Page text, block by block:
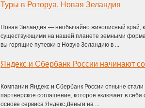
Туры в Роторуа, Новая Зеландия
Новая Зеландия — необычайно живописный край,
существующими на нашей планете земными
вы горящие путевки в Новую Зеландию в ...
Яндекс и Сбербанк России начинают
Компании Яндекс и Сбербанк России отныне
партнерское соглашение, которое включает в
основе сервиса Яндекс.Деньги на ...